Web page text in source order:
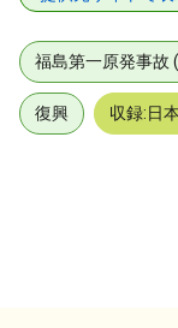
福島第一原発事故
復興 収録:日